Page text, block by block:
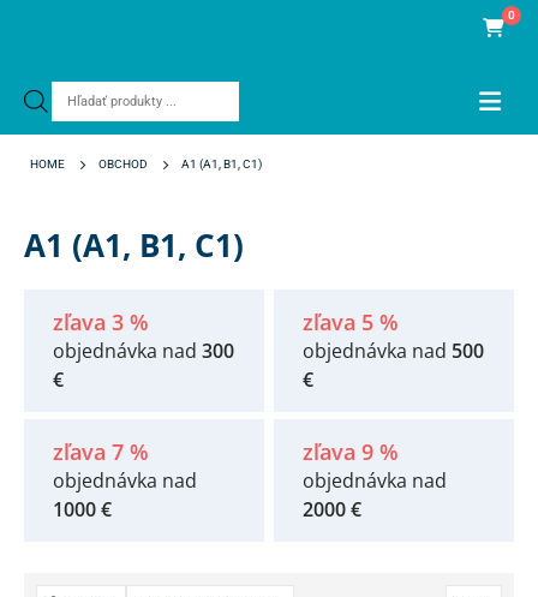
Products
0
HOME OBCHOD A1 (A1, B1, C1)
A1 (A1, B1, C1)
zľava 3 %
objednávka nad 300
€
zľava 5 %
objednávka nad 500
€
zľava 7 %
objednávka nad
1000 €
zľava 9 %
objednávka nad
2000 €